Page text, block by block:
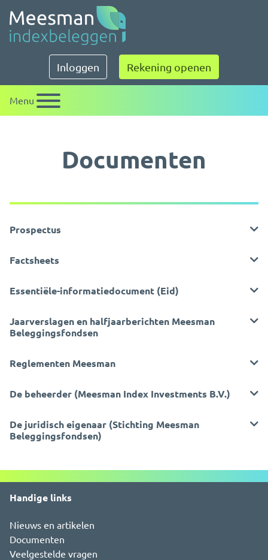
Meesman indexbeleggen
Inloggen Rekening openen
Menu
Documenten
Prospectus
Factsheets
Essentiële-informatiedocument (Eid)
Jaarverslagen en halfjaarberichten Meesman
Beleggingsfondsen
Reglementen Meesman
De beheerder (Meesman Index Investments B.V.)
De juridisch eigenaar (Stichting Meesman
Beleggingsfondsen)
Handige links
Nieuws en artikelen
Documenten
Veelgestelde vragen